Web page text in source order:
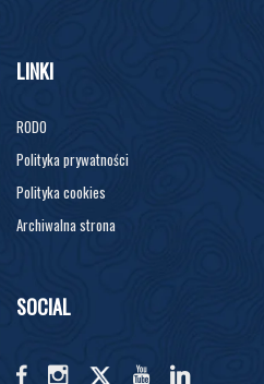
LINKI
RODO
Polityka prywatności
Polityka cookies
Archiwalna strona
SOCIAL